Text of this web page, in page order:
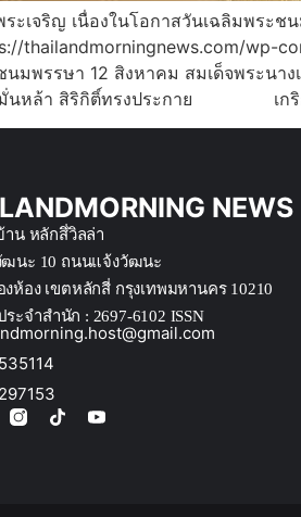
ระเจริญ เนื่องในโอกาสวันเฉลิมพระ
thailandmorningnews.com/wp-
นมพรรษา 12 สิงหาคม สมเด็จพร
หล้า สิริกิติ์ทรงประกาย เก
NEWS
าน หลักสึ่วิลล่า
ฒนะ 10 ถนนแจ้งวัฒนะ
งห้อง เขตหลักสี่ กรุงเทพมหานคร 10210
ะจำสำนัก : 2697-6102 ISSN